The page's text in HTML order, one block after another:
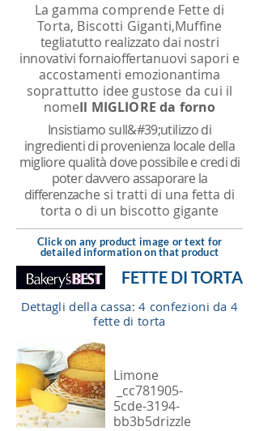
La gamma comprende Fette di
Torta, Biscotti Giganti,Muffine
tegliatutto realizzato dai nostri
innovativi fornaioffertanuovi sapori e
accostamenti emozionantima
soprattutto idee gustose da cui il
nomeIl MIGLIORE da forno
Insistiamo sull&#39;utilizzo di
ingredienti di provenienza locale della
migliore qualità dove possibile e credi di
poter davvero assaporare la
differenzache si tratti di una fetta di
torta o di un biscotto gigante
Click on any product image or text for
detailed information on that product
FETTE DI TORTA
Dettagli della cassa: 4 confezioni da 4
fette di torta
Limone
_cc781905-
5cde-3194-
bb3b5drizzle